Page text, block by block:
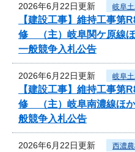
2026年6月22日更新 岐阜
【建設工事】維持工事
修 （主）岐阜関ケ原線
一般競争入札公告
2026年6月22日更新 岐阜
【建設工事】維持工事
修 （主）岐阜南濃線ほ
般競争入札公告
2026年6月22日更新 西濃